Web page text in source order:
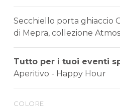
Secchiello porta ghiaccio
di Mepra, collezione
Tutto per i tuoi eventi
Aperitivo - Happy Hour
colore